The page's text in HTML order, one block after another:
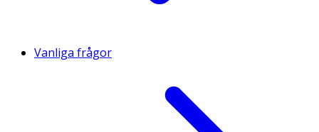
Vanliga frågor